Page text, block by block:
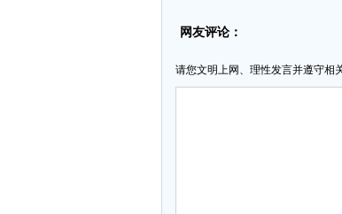
网友评论：
请您文明上网、理性发言并遵守相